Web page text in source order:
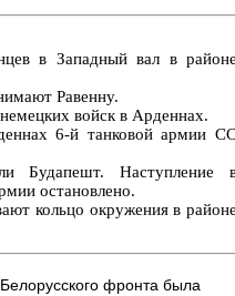
в Западный вал в
Равенну.
войск в Арденнах.
6-й танковой армии
Будапешт. Наступление
остановлено.
кольцо окружения в
фронта была